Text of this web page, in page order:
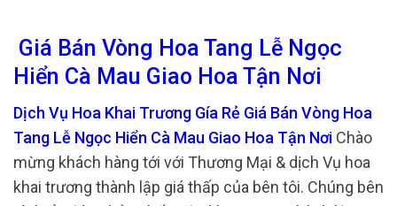
Giá Bán Vòng Hoa Tang Lễ Ngọc
Hiển Cà Mau Giao Hoa Tận Nơi
Dịch Vụ Hoa Khai Trương Gía Rẻ Giá Bán Vòng Hoa
Tang Lễ Ngọc Hiển Cà Mau Giao Hoa Tận Nơi Chào
mừng khách hàng tới với Thương Mại & dịch Vụ hoa
khai trương thành lập giá thấp của bên tôi. Chúng bên